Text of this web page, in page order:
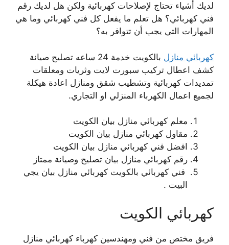
لديك أشياء تحتاج لإصلاحات كهربائية ولكن هل لديك رقم
فني كهربائي؟ هل تعلم ما يفعل كل فني كهربائي وما هي
المهارات التي يجب أن تتوافر به؟
كهربائي منازل
بالكويت خدمة 24 ساعه تصليح صيانة
كشف اعطال تركيب سبورت لايت وثريات ومعلقات
تمديدات كهربائية وتشطيب شقق ومنازل اعادة هيكلة
لجميع اعمال الكهرباء المنزلي او التجاري.
معلم كهربائي منازل بيان الكويت
مقاول كهربائي منازل بيان الكويت
افضل فني كهربائي منازل بيان الكويت
رقم كهربائي منازل بيان تصليح وصيانة ممتاز
فني كهربائي بالكويت كهربائي منازل بيان يجي
البيت .
كهربائي الكويت
فريق مختص من فني ومهندسين كهرباء كهربائي منازل